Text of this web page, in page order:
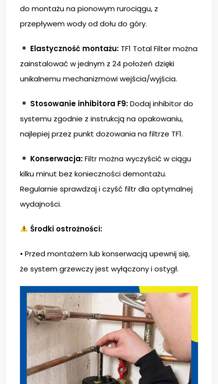
do montażu na pionowym rurociągu, z
przepływem wody od dołu do góry.
Elastyczność montażu: TF1 Total Filter można
zainstalować w jednym z 24 położeń dzięki
unikalnemu mechanizmowi wejścia/wyjścia.
Stosowanie inhibitora F9:Dodaj inhibitor do
systemu zgodnie z instrukcją na opakowaniu,
najlepiej przez punkt dozowania na filtrze TF1.
Konserwacja:Filtr można wyczyścić w ciągu
kilku minut bez konieczności demontażu.
Regularnie sprawdzaj i czyść filtr dla optymalnej
wydajności.
Środki ostrożności:
• Przed montażem lub konserwacją upewnij się,
że system grzewczy jest wyłączony i ostygł.